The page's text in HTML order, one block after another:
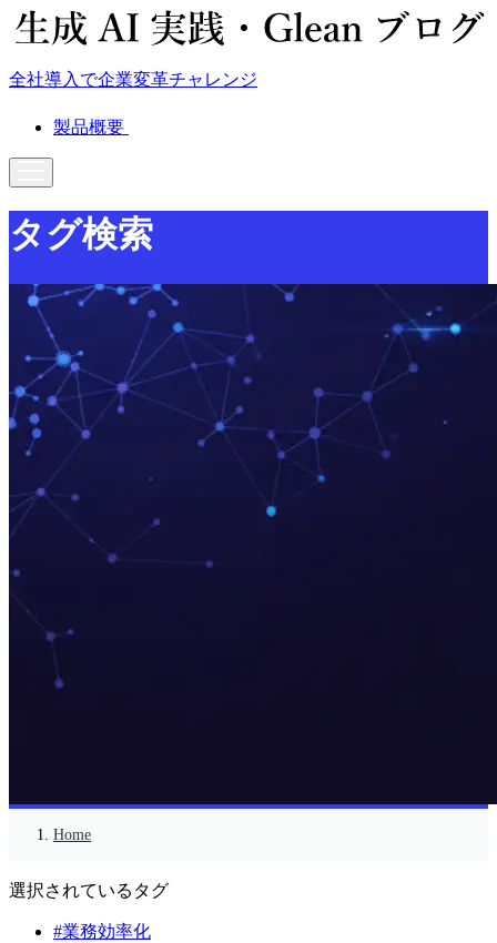
全社導入で企業変革チャレンジ
製品概要
タグ検索
Home
選択されているタグ
#業務効率化